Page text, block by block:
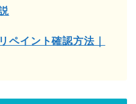
ペイント確認方法｜